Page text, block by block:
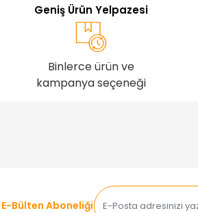
Geniş Ürün Yelpazesi
Binlerce ürün ve
kampanya seçeneği
E-Bülten Aboneliği